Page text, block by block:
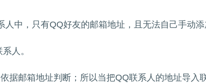
中，只有QQ好友的邮箱地址，且无法自己手动添
人。
据邮箱地址判断；所以当把QQ联系人的地址导入